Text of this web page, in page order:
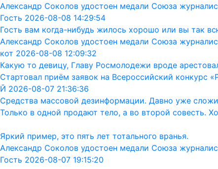
Александр Соколов удостоен медали Союза
Гость 2026-08-08 14:29:54
Гость вам когда-нибудь жилось хорошо или вы так
Александр Соколов удостоен медали Союза
кот 2026-08-08 12:09:32
Какую то девицу, Главу Росмолодежи вроде
Стартовал приём заявок на Всероссийский конкурс
Й 2026-08-07 21:36:36
Средства массовой дезинформации. Давно уже
Только в одной продают тело, а во второй совесть.
Яркий пример, это пять лет тотального вранья.
Александр Соколов удостоен медали Союза
Гость 2026-08-07 19:15:20